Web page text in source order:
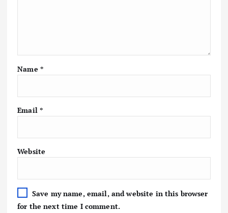
Name *
Email *
Website
Save my name, email, and website in this browser
for the next time I comment.